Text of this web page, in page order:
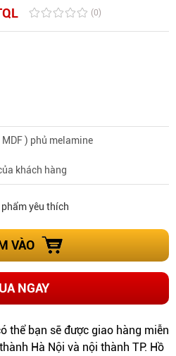
(0)
) phủ melamine
khách hàng
yêu thích
VÀO
NGAY
thể bạn sẽ được giao hàng miễn
Hà Nội và nội thành TP. Hồ